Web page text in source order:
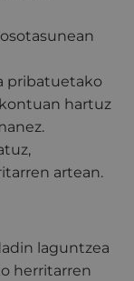
pribatuetako
hartuz
artean.
laguntzea
herritarren